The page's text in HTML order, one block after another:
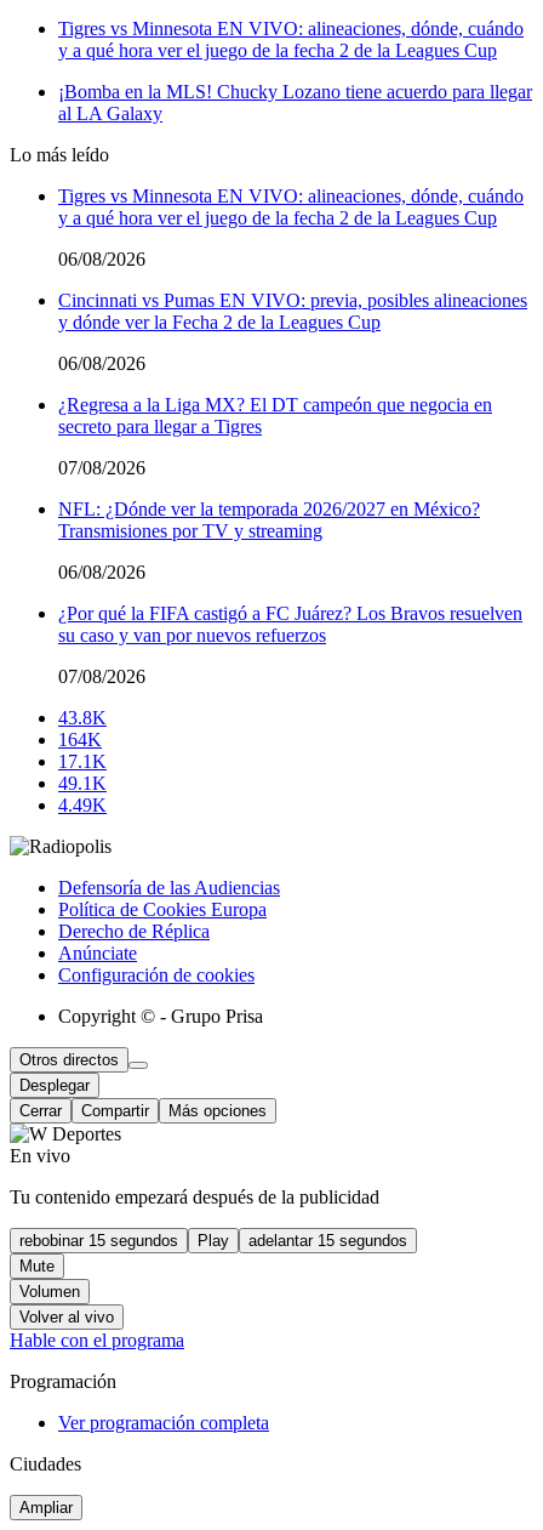
Tigres vs Minnesota EN VIVO: alineaciones, dónde, cuándo
y a qué hora ver el juego de la fecha 2 de la Leagues Cup
¡Bomba en la MLS! Chucky Lozano tiene acuerdo para llegar
al LA Galaxy
Lo más leído
Tigres vs Minnesota EN VIVO: alineaciones, dónde, cuándo
y a qué hora ver el juego de la fecha 2 de la Leagues Cup
06/08/2026
Cincinnati vs Pumas EN VIVO: previa, posibles alineaciones
y dónde ver la Fecha 2 de la Leagues Cup
06/08/2026
¿Regresa a la Liga MX? El DT campeón que negocia en
secreto para llegar a Tigres
07/08/2026
NFL: ¿Dónde ver la temporada 2026/2027 en México?
Transmisiones por TV y streaming
06/08/2026
¿Por qué la FIFA castigó a FC Juárez? Los Bravos resuelven
su caso y van por nuevos refuerzos
07/08/2026
43.8K
164K
17.1K
49.1K
4.49K
Defensoría de las Audiencias
Política de Cookies Europa
Derecho de Réplica
Anúnciate
Configuración de cookies
Copyright © - Grupo Prisa
Otros directos
Desplegar
Cerrar
Compartir Más opciones
En vivo
Tu contenido empezará después de la publicidad
rebobinar 15 segundos Play
adelantar 15 segundos
Mute
Volumen
Volver al vivo
Hable con el programa
Programación
Ver programación completa
Ciudades
Ampliar